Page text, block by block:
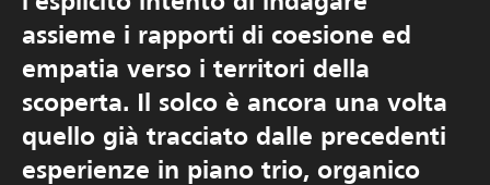
assieme i rapporti di coesione ed
empatia verso i territori della
scoperta. Il solco è ancora una volta
quello già tracciato dalle precedenti
esperienze in piano trio, organico